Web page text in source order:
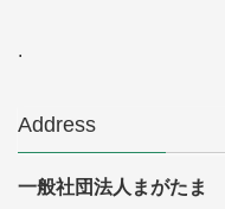
.
Address
一般社団法人まがたま